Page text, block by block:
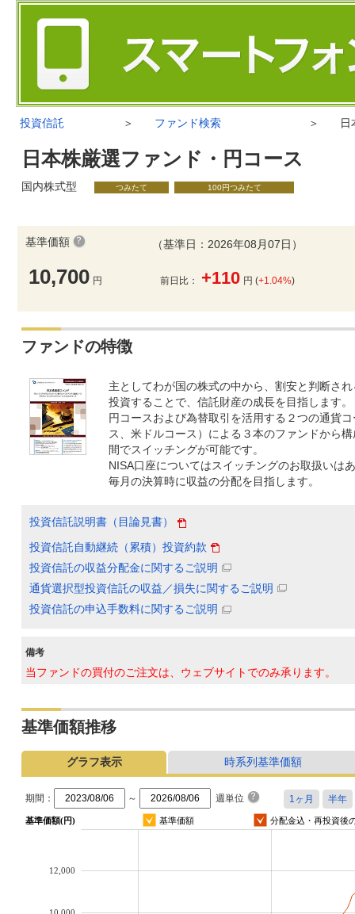
投資信託 ＞ ファンド検索 ＞ 日
日本株厳選ファンド・円コース
国内株式型 つみたて 100円つみたて
基準価額
10,700 円
（基準日：2026年08月07日）
前日比： +110 円 (+1.04%)
ファンドの特徴
主としてわが国の株式の中から、割安と判断さ
投資することで、信託財産の成長を目指します。
円コースおよび為替取引を活用する２つの通貨
ス、米ドルコース）による３本のファンドから
間でスイッチングが可能です。
NISA口座についてはスイッチングのお取扱いは
毎月の決算時に収益の分配を目指します。
投資信託説明書（目論見書）
投資信託自動継続（累積）投資約款
投資信託の収益分配金に関するご説明
通貨選択型投資信託の収益／損失に関するご説明
投資信託の申込手数料に関するご説明
備考
当ファンドの買付のご注文は、ウェブサイトでのみ承ります。
基準価額推移
グラフ表示 時系列基準価額
期間： ～ 週単位
基準価額(円) 基準価額 分配金込・再投資後
10,000
12,000